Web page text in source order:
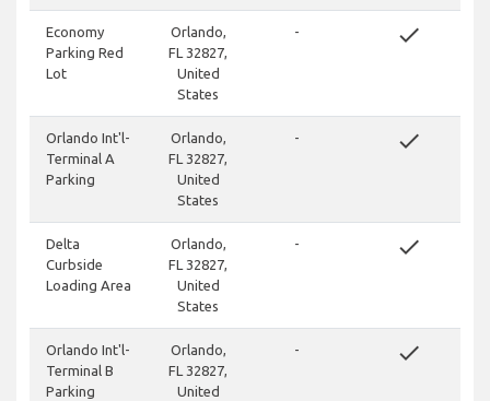
Economy
Parking Red
Lot
Orlando,
FL 32827,
United
States
- done
Orlando Int'l-
Terminal A
Parking
Orlando,
FL 32827,
United
States
- done
Delta
Curbside
Loading Area
Orlando,
FL 32827,
United
States
- done
Orlando Int'l-
Terminal B
Parking
Orlando,
FL 32827,
United
- done